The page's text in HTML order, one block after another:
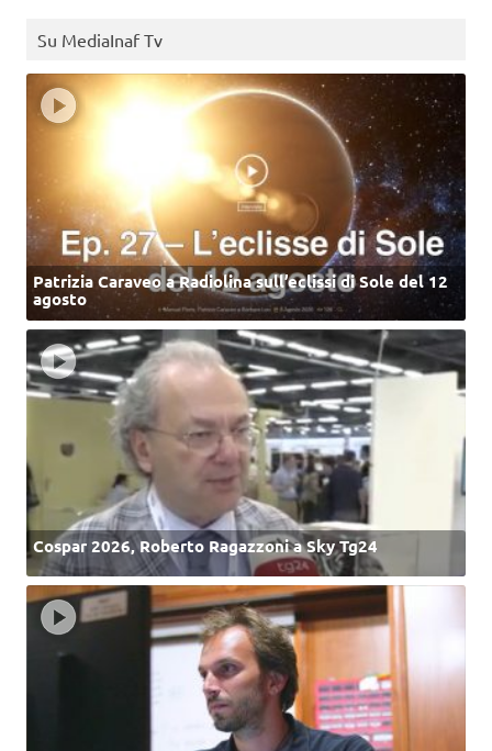
Su MediaInaf Tv
Patrizia Caraveo a Radiolina sull’eclissi di Sole del 12
agosto
Cospar 2026, Roberto Ragazzoni a Sky Tg24